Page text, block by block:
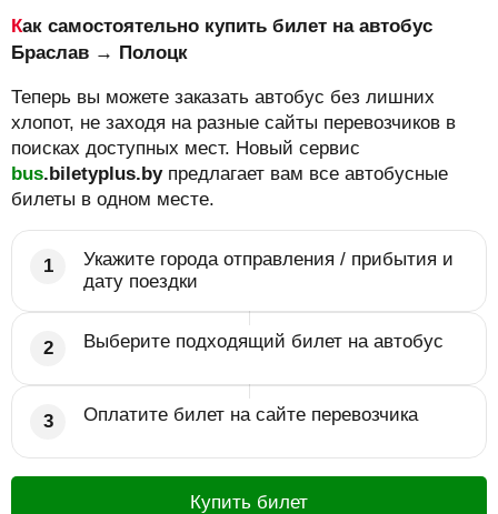
Как самостоятельно купить билет на автобус
Браслав → Полоцк
Теперь вы можете заказать автобус без лишних
хлопот, не заходя на разные сайты перевозчиков в
поисках доступных мест. Новый сервис
bus.biletyplus.byпредлагает вам все автобусные
билеты в одном месте.
Укажите города отправления / прибытия и
дату поездки
Выберите подходящий билет на автобус
Оплатите билет на сайте перевозчика
Купить билет